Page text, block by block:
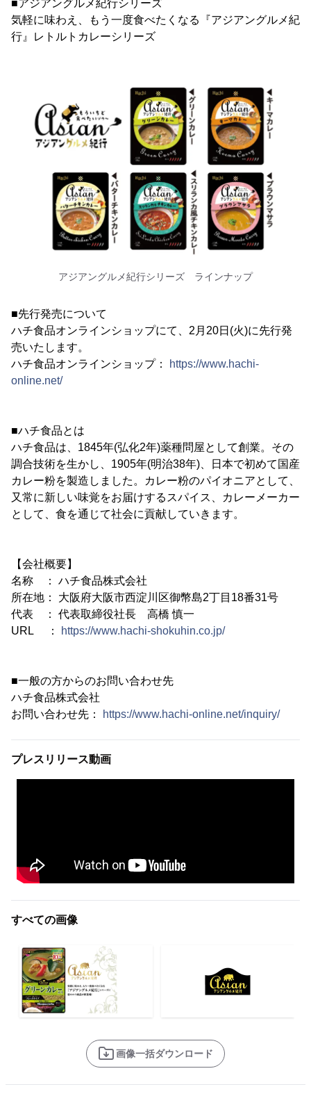
■アジアングルメ紀行シリーズ
気軽に味わえ、もう一度食べたくなる『アジアングルメ紀
行』レトルトカレーシリーズ
アジアングルメ紀行シリーズ ラインナップ
■先行発売について
ハチ食品オンラインショップにて、2月20日(火)に先行発
売いたします。
ハチ食品オンラインショップ：
https://www.hachi-
online.net/
■ハチ食品とは
ハチ食品は、1845年(弘化2年)薬種問屋として創業。その
調合技術を生かし、1905年(明治38年)、日本で初めて国産
カレー粉を製造しました。カレー粉のパイオニアとして、
又常に新しい味覚をお届けするスパイス、カレーメーカー
として、食を通じて社会に貢献していきます。
【会社概要】
名称 ： ハチ食品株式会社
所在地： 大阪府大阪市西淀川区御幣島2丁目18番31号
代表 ： 代表取締役社長 高橋 慎一
URL ：
https://www.hachi-shokuhin.co.jp/
■一般の方からのお問い合わせ先
ハチ食品株式会社
お問い合わせ先：
https://www.hachi-online.net/inquiry/
プレスリリース動画
すべての画像
画像一括ダウンロード